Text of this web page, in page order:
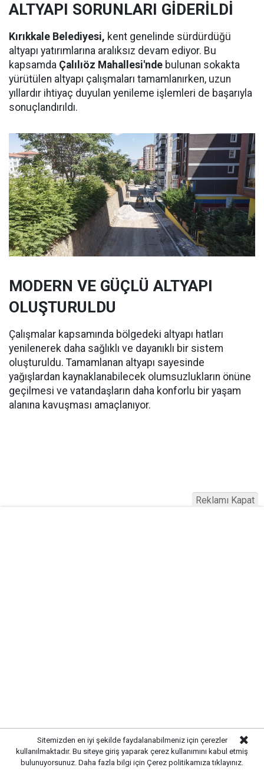
ALTYAPI SORUNLARI GİDERİLDİ
Kırıkkale Belediyesi, kent genelinde sürdürdüğü
altyapı yatırımlarına aralıksız devam ediyor. Bu
kapsamda Çalılıöz Mahallesi'nde bulunan sokakta
yürütülen altyapı çalışmaları tamamlanırken, uzun
yıllardır ihtiyaç duyulan yenileme işlemleri de başarıyla
sonuçlandırıldı.
MODERN VE GÜÇLÜ ALTYAPI
OLUŞTURULDU
Çalışmalar kapsamında bölgedeki altyapı hatları
yenilenerek daha sağlıklı ve dayanıklı bir sistem
oluşturuldu. Tamamlanan altyapı sayesinde
yağışlardan kaynaklanabilecek olumsuzlukların önüne
geçilmesi ve vatandaşların daha konforlu bir yaşam
alanına kavuşması amaçlanıyor.
SIRADA YOL VE ÇEVRE
DÜZENLEMESİ VAR
Sitemizden en iyi şekilde faydalanabilmeniz için çerezler
kullanılmaktadır. Bu siteye giriş yaparak çerez kullanımını kabul etmiş
bulunuyorsunuz. Daha fazla bilgi için Çerez politikamıza tıklayınız.
Reklamı Kapat